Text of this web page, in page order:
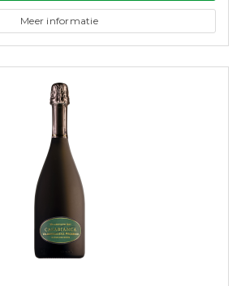
Meer informatie